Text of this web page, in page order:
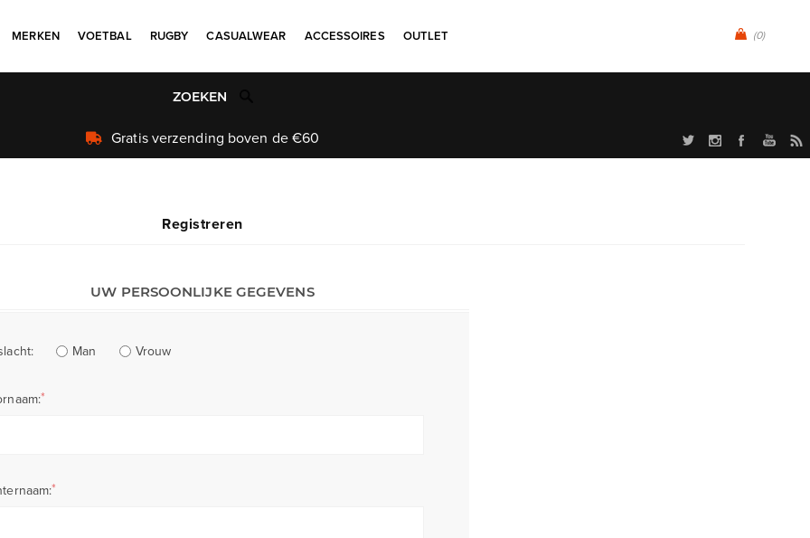
(0)
MERKEN VOETBAL RUGBY CASUALWEAR ACCESSOIRES OUTLET
Gratis verzending boven de €60
Registreren
UW PERSOONLIJKE GEGEVENS
Man Vrouw
*
*